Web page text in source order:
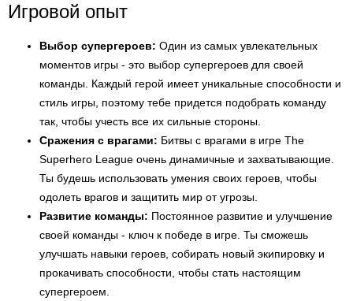
Игровой опыт
Выбор супергероев: Один из самых увлекательных
моментов игры - это выбор супергероев для своей
команды. Каждый герой имеет уникальные способности и
стиль игры, поэтому тебе придется подобрать команду
так, чтобы учесть все их сильные стороны.
Сражения с врагами: Битвы с врагами в игре The
Superhero League очень динамичные и захватывающие.
Ты будешь использовать умения своих героев, чтобы
одолеть врагов и защитить мир от угрозы.
Развитие команды: Постоянное развитие и улучшение
своей команды - ключ к победе в игре. Ты сможешь
улучшать навыки героев, собирать новый экипировку и
прокачивать способности, чтобы стать настоящим
супергероем.